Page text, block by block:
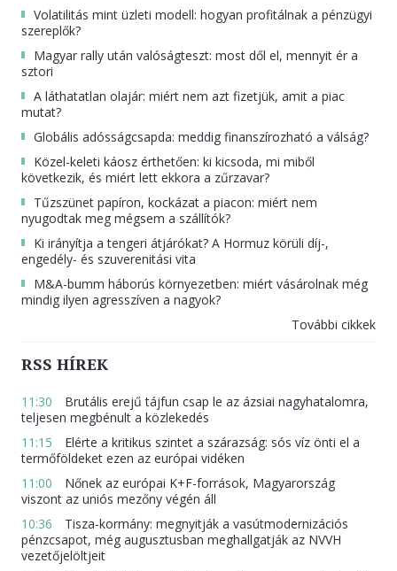
Volatilitás mint üzleti modell: hogyan profitálnak a pénzügyi
szereplők?
Magyar rally után valóságteszt: most dől el, mennyit ér a
sztori
A láthatatlan olajár: miért nem azt fizetjük, amit a piac
mutat?
Globális adósságcsapda: meddig finanszírozható a válság?
Közel-keleti káosz érthetően: ki kicsoda, mi miből
következik, és miért lett ekkora a zűrzavar?
Tűzszünet papíron, kockázat a piacon: miért nem
nyugodtak meg mégsem a szállítók?
Ki irányítja a tengeri átjárókat? A Hormuz körüli díj-,
engedély- és szuverenitási vita
M&A-bumm háborús környezetben: miért vásárolnak még
mindig ilyen agresszíven a nagyok?
További cikkek
RSS HÍREK
11:30
Brutális erejű tájfun csap le az ázsiai nagyhatalomra,
teljesen megbénult a közlekedés
11:15
Elérte a kritikus szintet a szárazság: sós víz önti el a
termőföldeket ezen az európai vidéken
11:00
Nőnek az európai K+F-források, Magyarország
viszont az uniós mezőny végén áll
10:36
Tisza-kormány: megnyitják a vasútmodernizációs
pénzcsapot, még augusztusban meghallgatják az NVVH
vezetőjelöltjeit